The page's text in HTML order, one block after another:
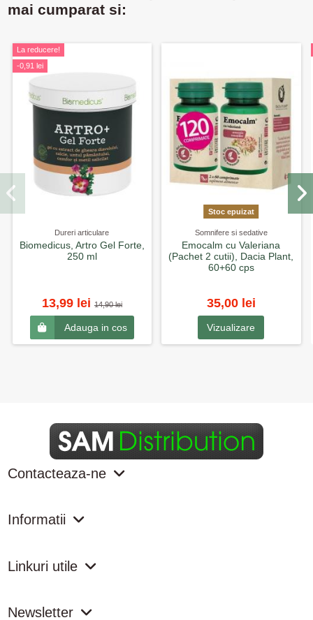
mai cumparat si:
La reducere!
-0,91 lei
Dureri articulare
Biomedicus, Artro Gel Forte,
250 ml
13,99 lei 14,90 lei
Adauga in cos
Stoc epuizat
Somnifere si sedative
Emocalm cu Valeriana
(Pachet 2 cutii), Dacia Plant,
60+60 cps
35,00 lei
Vizualizare
Contacteaza-ne
Informatii
Linkuri utile
Newsletter